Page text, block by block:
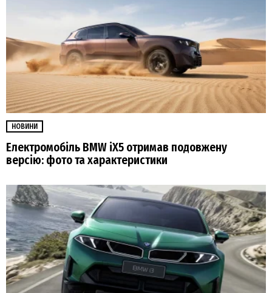
НОВИНИ
Електромобіль BMW iX5 отримав подовжену
версію: фото та характеристики